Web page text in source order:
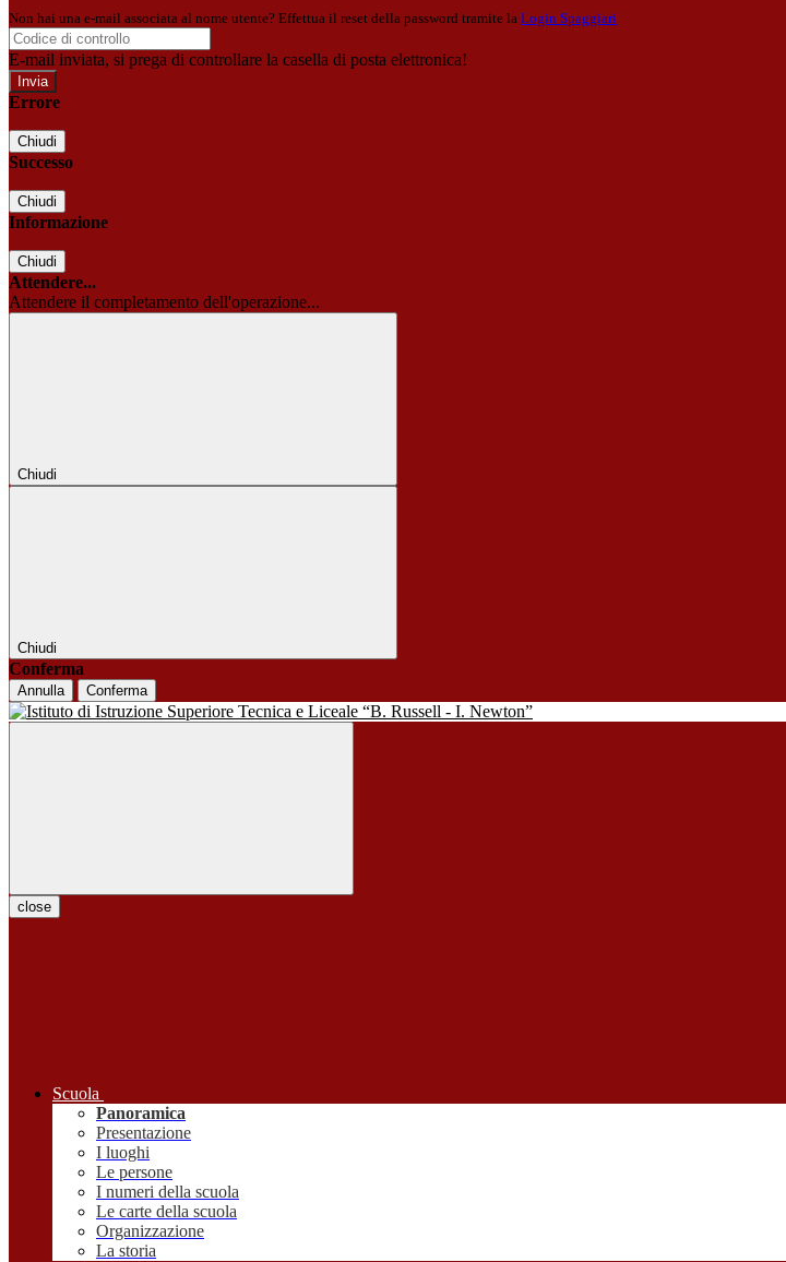
Non hai una e-mail associata al nome utente? Effettua il reset della password tramite la Login Spaggiari
E-mail inviata, si prega di controllare la casella di posta elettronica!
Errore
Chiudi
Successo
Chiudi
Informazione
Chiudi
Attendere...
Attendere il completamento dell'operazione...
Chiudi
Chiudi
Conferma
Annulla Conferma
close
Scuola
Panoramica
Presentazione
I luoghi
Le persone
I numeri della scuola
Le carte della scuola
Organizzazione
La storia